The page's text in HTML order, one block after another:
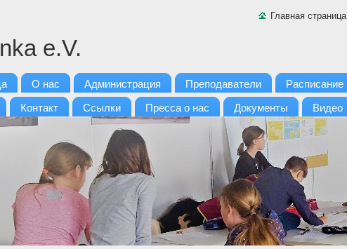
Главная страница
e.V.
О нас Администрация Преподаватели Расписание
Контакт Ссылки Пресса о нас Документы Видео